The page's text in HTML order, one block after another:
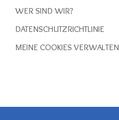
WER SIND WIR?
DATENSCHUTZRICHTLINIE
MEINE COOKIES VERWALTEN